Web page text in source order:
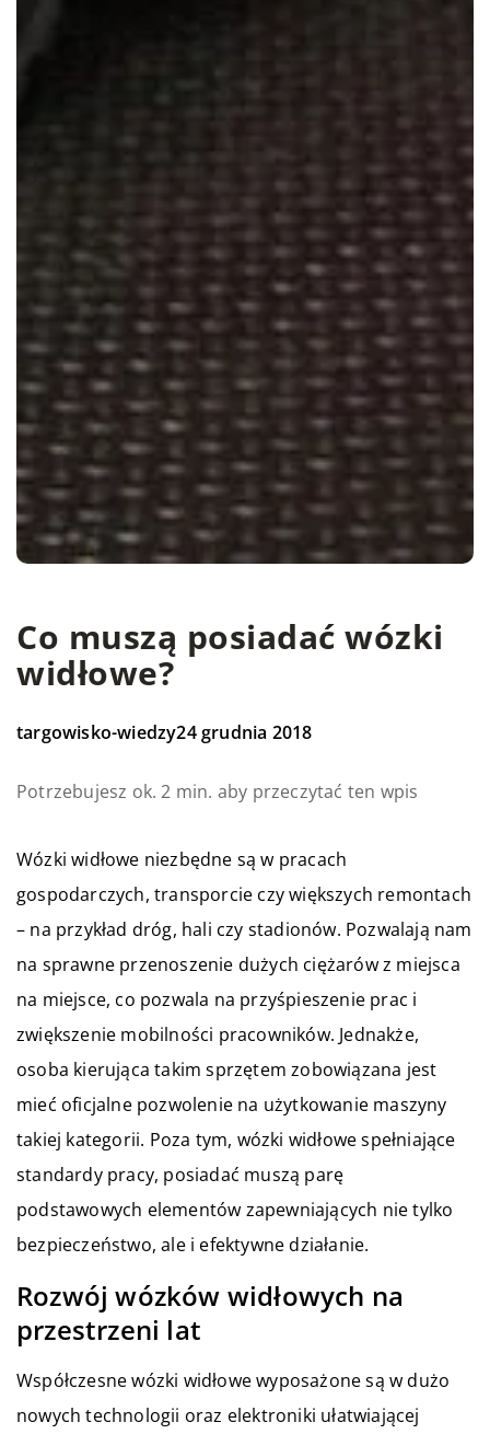
Co muszą posiadać wózki
widłowe?
targowisko-wiedzy24 grudnia 2018
Potrzebujesz ok. 2 min. aby przeczytać ten wpis
Wózki widłowe niezbędne są w pracach
gospodarczych, transporcie czy większych remontach
– na przykład dróg, hali czy stadionów. Pozwalają nam
na sprawne przenoszenie dużych ciężarów z miejsca
na miejsce, co pozwala na przyśpieszenie prac i
zwiększenie mobilności pracowników. Jednakże,
osoba kierująca takim sprzętem zobowiązana jest
mieć oficjalne pozwolenie na użytkowanie maszyny
takiej kategorii. Poza tym, wózki widłowe spełniające
standardy pracy, posiadać muszą parę
podstawowych elementów zapewniających nie tylko
bezpieczeństwo, ale i efektywne działanie.
Rozwój wózków widłowych na
przestrzeni lat
Współczesne wózki widłowe wyposażone są w dużo
nowych technologii oraz elektroniki ułatwiającej